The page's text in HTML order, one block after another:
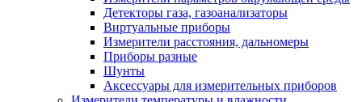
Детекторы газа, газоанализаторы
Виртуальные приборы
Измерители расстояния, дальномеры
Приборы разные
Шунты
Аксессуары для измерительных приборов